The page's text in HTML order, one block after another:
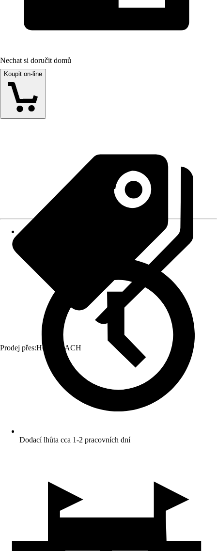
Nechat si doručit domů
Koupit on-line
Prodej přes:HORNBACH
Dodací lhůta cca 1-2 pracovních dní